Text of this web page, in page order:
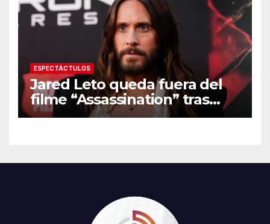
ESPECTÁCTULOS
Jared Leto queda fuera del
filme “Assassination” tras
resurgir denuncias de